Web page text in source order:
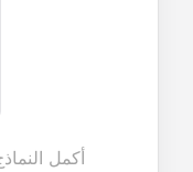
أكمل